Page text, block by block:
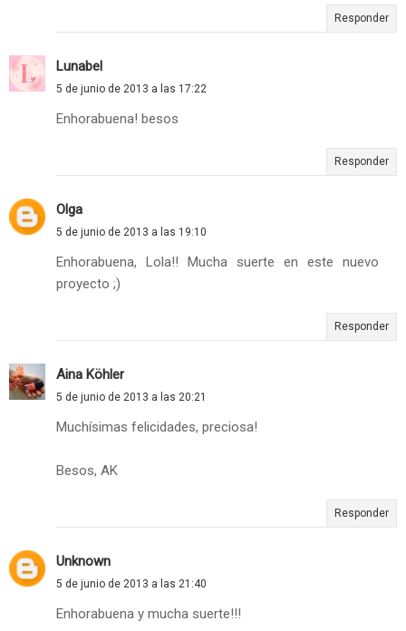
Responder
Lunabel
5 de junio de 2013 a las 17:22
Enhorabuena! besos
Responder
Olga
5 de junio de 2013 a las 19:10
Enhorabuena, Lola!! Mucha suerte en este nuevo
proyecto ;)
Responder
Aina Köhler
5 de junio de 2013 a las 20:21
Muchísimas felicidades, preciosa!
Besos, AK
Responder
Unknown
5 de junio de 2013 a las 21:40
Enhorabuena y mucha suerte!!!